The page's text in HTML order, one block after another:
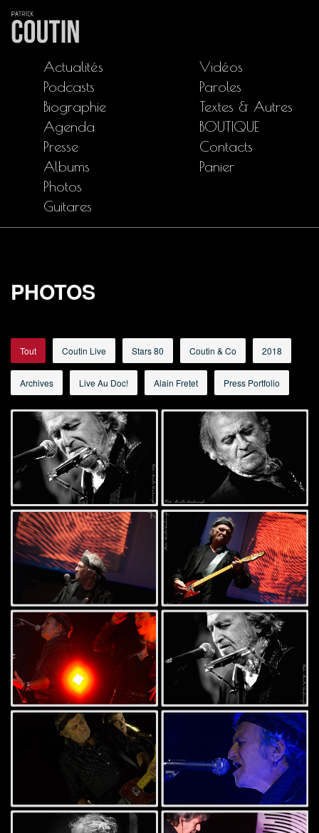
Actualités
Podcasts
Biographie
Agenda
Presse
Albums
Photos
Guitares
Vidéos
Paroles
Textes & Autres
BOUTIQUE
Contacts
Panier
PHOTOS
Tout Coutin Live Stars 80 Coutin & Co 2018
Archives Live Au Doc! Alain Fretet Press Portfolio